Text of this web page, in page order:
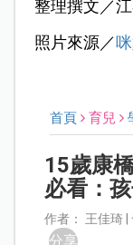
整理撰文／
照片來源／
首頁 育兒
15歲康
必看：
作者： 王佳琦
分享